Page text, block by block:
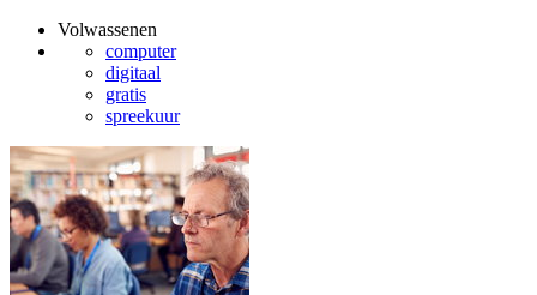
Volwassenen
computer
digitaal
gratis
spreekuur